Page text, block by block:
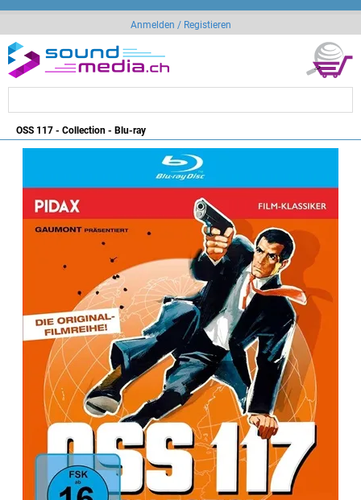
Anmelden / Registieren
OSS 117 - Collection - Blu-ray